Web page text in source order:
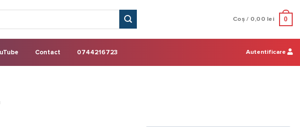
Coș / 0,00 lei 0
Contact 0744216723 Autentificare